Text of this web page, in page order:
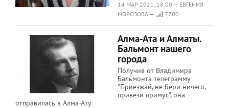
14 МАР 2021, 18:00 — ЕВГЕНИЯ
МОРОЗОВА —
7700
Алма-Ата и Алматы.
Бальмонт нашего
города
Получив от Владимира
Бальмонта телеграмму
"Приезжай, не бери ничего,
привези примус", она
отправилась в Алма-Ату